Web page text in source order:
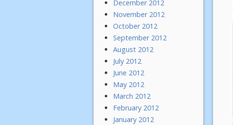
December 2012
November 2012
October 2012
September 2012
August 2012
July 2012
June 2012
May 2012
March 2012
February 2012
January 2012